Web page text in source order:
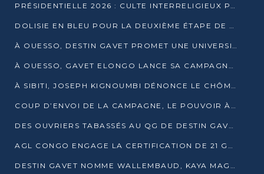
PRÉSIDENTIELLE 2026 : CULTE INTERRELIGIEUX POUR LA PAIX À OUENZÉ
DOLISIE EN BLEU POUR LA DEUXIÈME ÉTAPE DE CAMPAGNE DE DSN
À OUESSO, DESTIN GAVET PROMET UNE UNIVERSITÉ POUR LA SANGHA
À OUESSO, GAVET ELONGO LANCE SA CAMPAGNE SOUS LE SIGNE DU RENOUVEAU
À SIBITI, JOSEPH KIGNOUMBI DÉNONCE LE CHÔMAGE ET LES DÉFAILLANCES DE L’ÉTAT
COUP D’ENVOI DE LA CAMPAGNE, LE POUVOIR À POINTE-NOIRE, L’OPPOSITION À OUESSO ET SIBITI
DES OUVRIERS TABASSÉS AU QG DE DESTIN GAVET À 24 HEURES DE L’OUVERTURE DE LA CAMPAGNE
AGL CONGO ENGAGE LA CERTIFICATION DE 21 GRUTIERS AUX NORMES INTERNATIONALES
DESTIN GAVET NOMME WALLEMBAUD, KAYA MAGANE, BOUDZIKA ET MBOUSSA-ELLAH AUX COMMANDES DE SA CAMPAGNE